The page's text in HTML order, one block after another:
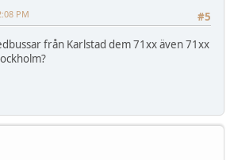
#5
PM
från Karlstad dem 71xx även 71xx